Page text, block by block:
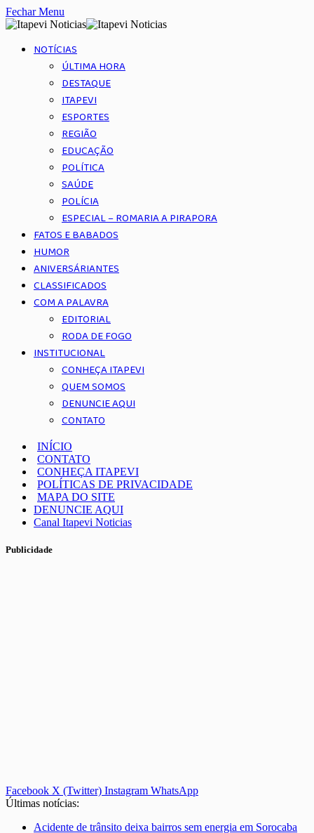
Fechar Menu
NOTÍCIAS
ÚLTIMA HORA
DESTAQUE
ITAPEVI
ESPORTES
REGIÃO
EDUCAÇÃO
POLÍTICA
SAÚDE
POLÍCIA
ESPECIAL – ROMARIA A PIRAPORA
FATOS E BABADOS
HUMOR
ANIVERSÁRIANTES
CLASSIFICADOS
COM A PALAVRA
EDITORIAL
RODA DE FOGO
INSTITUCIONAL
CONHEÇA ITAPEVI
QUEM SOMOS
DENUNCIE AQUI
CONTATO
INÍCIO
CONTATO
CONHEÇA ITAPEVI
POLÍTICAS DE PRIVACIDADE
MAPA DO SITE
DENUNCIE AQUI
Canal Itapevi Noticias
Publicidade
Facebook X (Twitter) Instagram WhatsApp
Últimas notícias:
Acidente de trânsito deixa bairros sem energia em Sorocaba